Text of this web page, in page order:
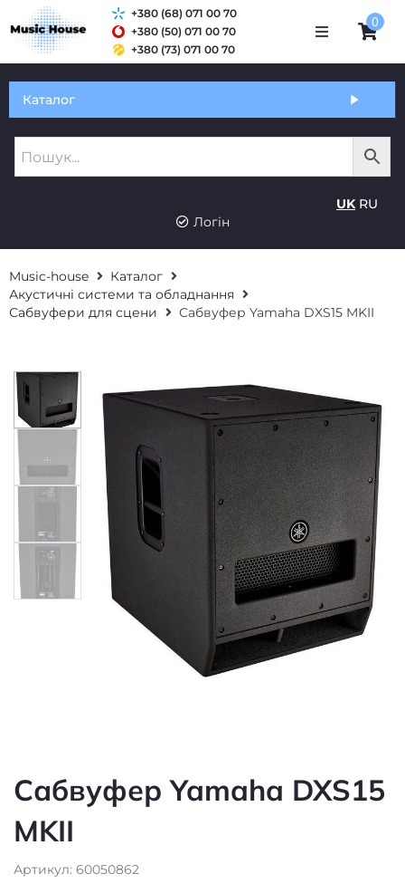
Оплата і доставка
+380 (68) 071 00 70
+380 (50) 071 00 70
+380 (73) 071 00 70
0
Каталог
UK RU
Логін
Music-house
Каталог
Акустичні системи та обладнання
Сабвуфери для сцени
Сабвуфер Yamaha DXS15 MKII
Сабвуфер Yamaha DXS15
MKII
Артикул: 60050862